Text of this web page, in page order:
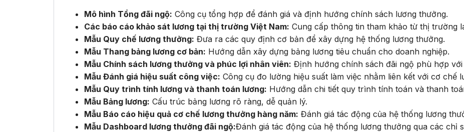
Mô hình Tổng đãi ngộ: Công cụ tổng hợp để đánh giá và định hướng chính sách lương thưởng.
Các báo cáo khảo sát lương tại thị trường Việt Nam: Cung cấp thông tin tham khảo từ thị trường
Mẫu Quy chế lương thưởng: Đưa ra các quy định cơ bản để xây dựng hệ thống lương thưởng.
Mẫu Thang bảng lương cơ bản: Hướng dẫn xây dựng bảng lương tiêu chuẩn cho doanh nghiệp.
Mẫu Chính sách lương thưởng và phúc lợi nhân viên: Định hướng chính sách đãi ngộ phù hợp
Mẫu Đánh giá hiệu suất công việc: Công cụ đo lường hiệu suất làm việc nhằm liên kết với cơ chế
Mẫu Quy trình tính lương và thanh toán lương: Hướng dẫn chi tiết quy trình tính toán và thanh
Mẫu Bảng lương: Cấu trúc bảng lương rõ ràng, dễ quản lý.
Mẫu Báo cáo hiệu quả cơ chế lương thưởng hàng năm: Đánh giá tác động của hệ thống lương
Mẫu Dashboard lương thưởng đãi ngộ:Đánh giá tác động của hệ thống lương thưởng qua các chỉ